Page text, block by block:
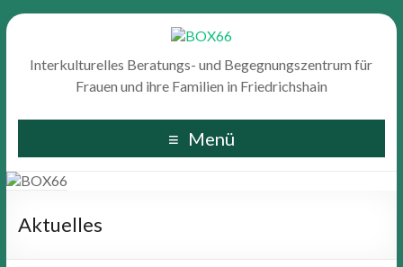
Interkulturelles Beratungs- und Begegnungszentrum für
Frauen und ihre Familien in Friedrichshain
Menü
Aktuelles